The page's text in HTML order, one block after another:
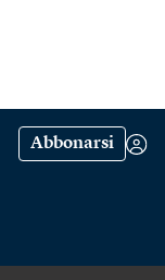
Abbonarsi